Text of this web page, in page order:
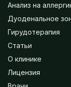
Анализ на
Дуоденальное
Гирудотерапия
Статьи
О клинике
Лицензия